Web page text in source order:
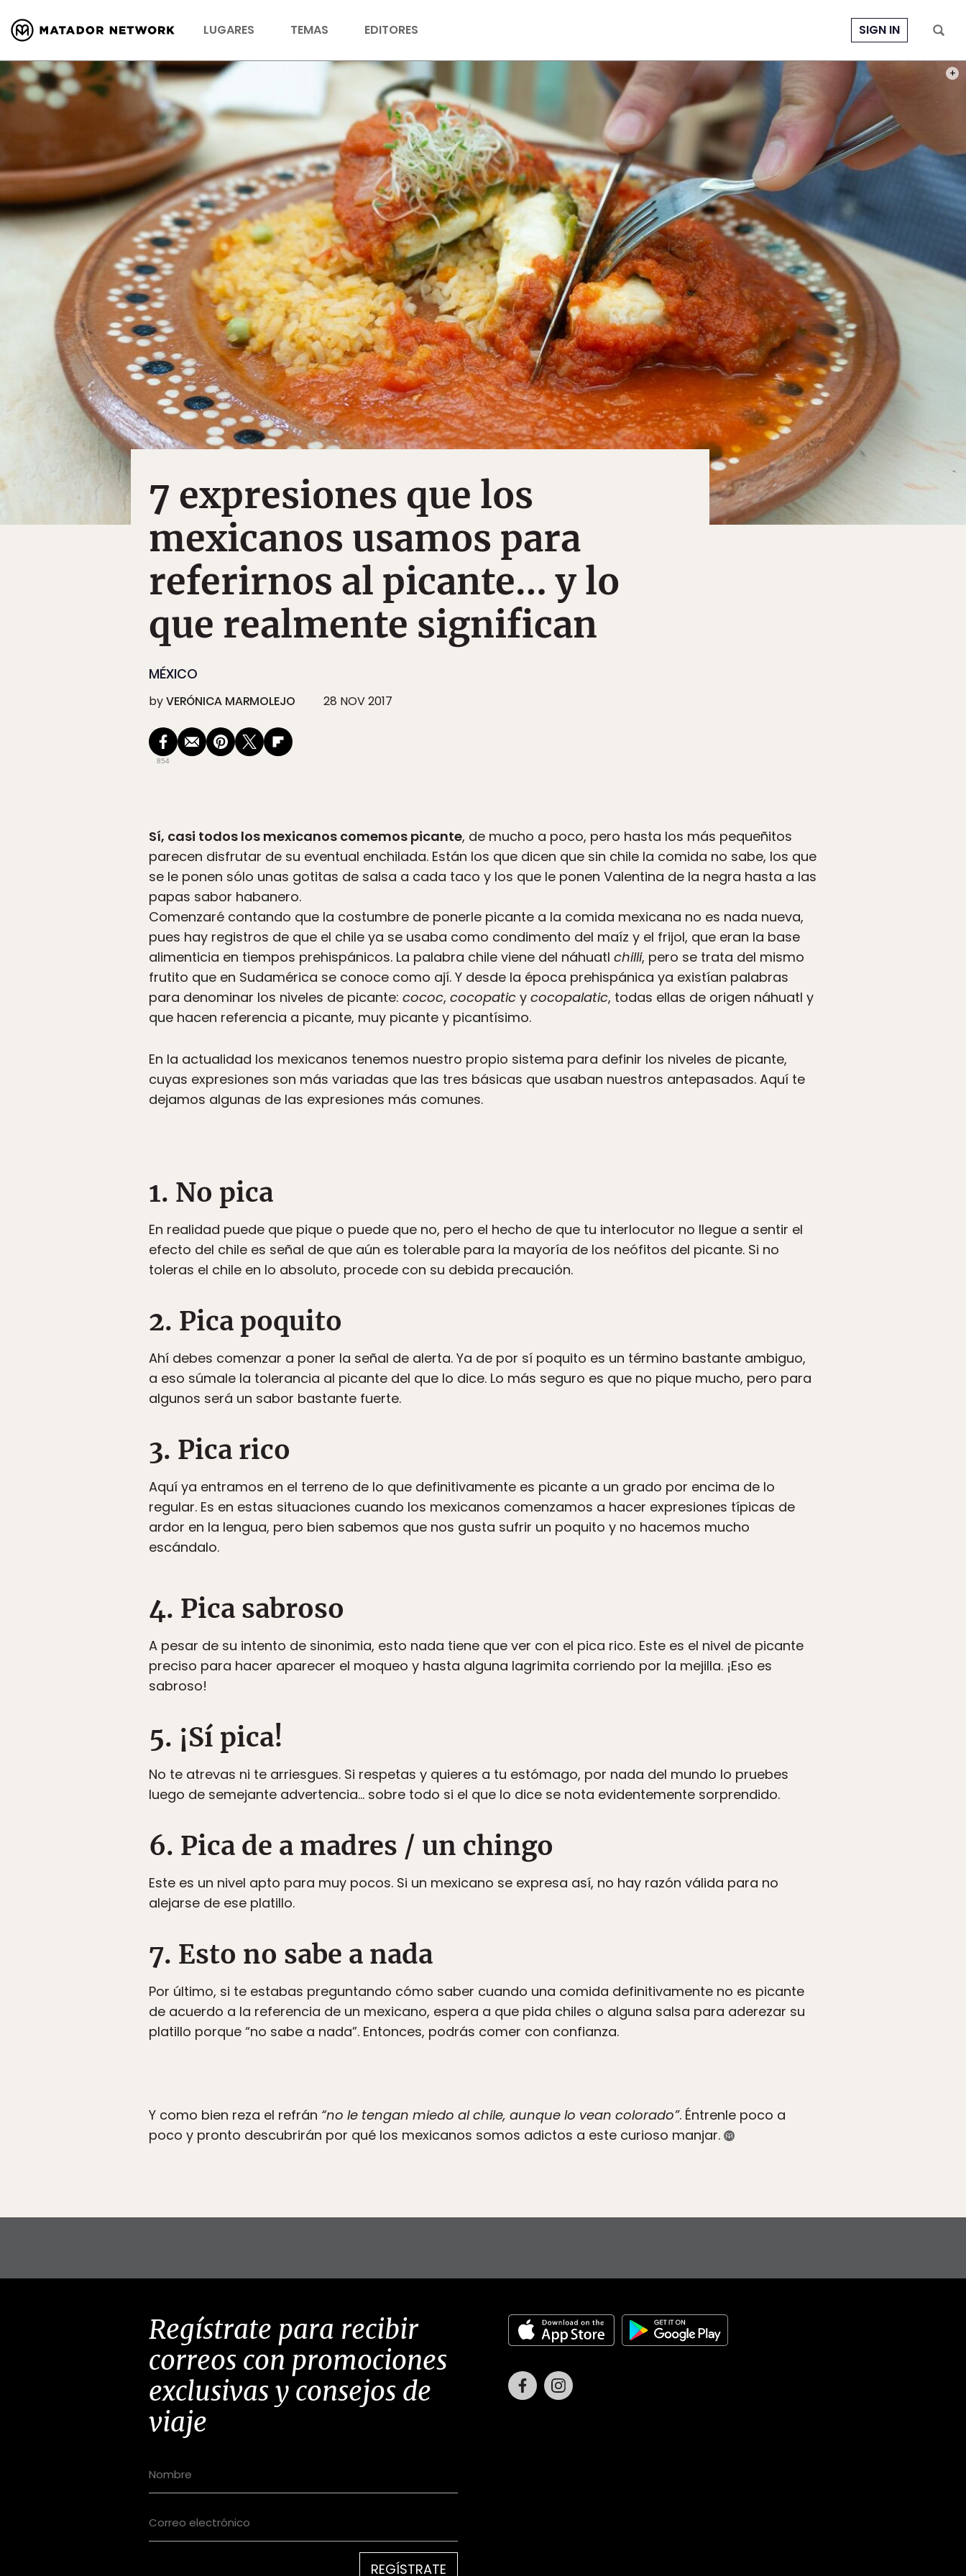
LUGARES TEMAS EDITORES SIGN IN
7 expresiones que los
mexicanos usamos para
referirnos al picante… y lo
que realmente significan
MÉXICO
byVERÓNICA MARMOLEJO 28 NOV 2017
854
Sí, casi todos los mexicanos comemos picante, de mucho a poco, pero hasta los más pequeñitos
parecen disfrutar de su eventual enchilada. Están los que dicen que sin chile la comida no sabe, los que
se le ponen sólo unas gotitas de salsa a cada taco y los que le ponen Valentina de la negra hasta a las
papas sabor habanero.
Comenzaré contando que la costumbre de ponerle picante a la comida mexicana no es nada nueva,
pues hay registros de que el chile ya se usaba como condimento del maíz y el frijol, que eran la base
alimenticia en tiempos prehispánicos. La palabra chile viene del náhuatl chilli, pero se trata del mismo
frutito que en Sudamérica se conoce como ají. Y desde la época prehispánica ya existían palabras
para denominar los niveles de picante: cococ, cocopatic y cocopalatic, todas ellas de origen náhuatl y
que hacen referencia a picante, muy picante y picantísimo.
En la actualidad los mexicanos tenemos nuestro propio sistema para definir los niveles de picante,
cuyas expresiones son más variadas que las tres básicas que usaban nuestros antepasados. Aquí te
dejamos algunas de las expresiones más comunes.
1. No pica
En realidad puede que pique o puede que no, pero el hecho de que tu interlocutor no llegue a sentir el
efecto del chile es señal de que aún es tolerable para la mayoría de los neófitos del picante. Si no
toleras el chile en lo absoluto, procede con su debida precaución.
2. Pica poquito
Ahí debes comenzar a poner la señal de alerta. Ya de por sí poquito es un término bastante ambiguo,
a eso súmale la tolerancia al picante del que lo dice. Lo más seguro es que no pique mucho, pero para
algunos será un sabor bastante fuerte.
3. Pica rico
Aquí ya entramos en el terreno de lo que definitivamente es picante a un grado por encima de lo
regular. Es en estas situaciones cuando los mexicanos comenzamos a hacer expresiones típicas de
ardor en la lengua, pero bien sabemos que nos gusta sufrir un poquito y no hacemos mucho
escándalo.
4. Pica sabroso
A pesar de su intento de sinonimia, esto nada tiene que ver con el pica rico. Este es el nivel de picante
preciso para hacer aparecer el moqueo y hasta alguna lagrimita corriendo por la mejilla. ¡Eso es
sabroso!
5. ¡Sí pica!
No te atrevas ni te arriesgues. Si respetas y quieres a tu estómago, por nada del mundo lo pruebes
luego de semejante advertencia… sobre todo si el que lo dice se nota evidentemente sorprendido.
6. Pica de a madres / un chingo
Este es un nivel apto para muy pocos. Si un mexicano se expresa así, no hay razón válida para no
alejarse de ese platillo.
7. Esto no sabe a nada
Por último, si te estabas preguntando cómo saber cuando una comida definitivamente no es picante
de acuerdo a la referencia de un mexicano, espera a que pida chiles o alguna salsa para aderezar su
platillo porque “no sabe a nada”. Entonces, podrás comer con confianza.
Y como bien reza el refrán “no le tengan miedo al chile, aunque lo vean colorado”. Éntrenle poco a
poco y pronto descubrirán por qué los mexicanos somos adictos a este curioso manjar.
Regístrate para recibir
correos con promociones
exclusivas y consejos de
viaje
REGÍSTRATE
Facebook